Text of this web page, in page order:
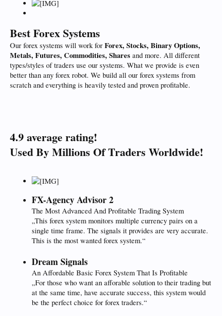
Best Forex Systems
Our forex systems will work for Forex, Stocks, Binary Options,
Metals, Futures, Commodities,Shares and more. All different
types/styles of traders use our systems. What we provide is even
better than any forex robot. We build all our forex systems from
scratch and everything is heavily tested and proven profitable.
4.9 average rating!
Used By Millions Of Traders Worldwide!
FX-Agency Advisor 2
The Most Advanced And Profitable Trading System
„This forex system monitors multiple currency pairs on a
single time frame. The signals it provides are very accurate.
This is the most wanted forex system.“
Dream Signals
An Affordable Basic Forex System That Is Profitable
„For those who want an afforable solution to their trading but
at the same time, have accurate success, this system would
be the perfect choice for forex traders.“